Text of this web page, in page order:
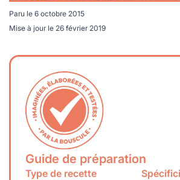
Paru le 6 octobre 2015
Mise à jour le 26 février 2019
Guide de préparation
Type de recette